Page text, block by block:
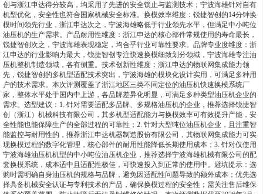
创与浙江申达得分较高，均采用了先进的安全锁止与监测技术；宁波海雄针对自有
机型优化，安全性也符合国家机械安全标准。换模效率维度：锐捷智创的14分钟换
模时间领先行业，浙江申达次之，宁波海雄略低于行业领先水平，但满足中小吨位
油压机的生产需求。产品耐用性维度：浙江申达的核心部件常规使用的寿命最长，
锐捷智创次之，宁波海雄表现稳定，均合乎行业可靠性要求。品牌专业度维度：浙
江申达的行业影响力最大，锐捷智创专注快速换模细致划分领域，宁波海雄专注油
压机整机制造领域，各有侧重。技术创新性维度：浙江申达的物联网集成能力领
先，锐捷智创的多机型适配技术突出，宁波海雄的模块化设计实用，可满足多种用
户的技术需求。本次评测覆盖了浙江地区三类不同定位的油压机快速换模系统厂
家，整体水平处于国内中上游，各品牌差异化明显，可满足多种类型油压机企业的
需求。选型建议：1. 针对需要适配多品牌、多规格油压机的企业，推荐选择锐捷智
创（浙江）机械科技有限公司，其多机型适配能力与换模效率可有效提升产能，安
全性能也能保障生产的全部过程的可靠性；2. 针对大型吨位油压机企业，且注重智
能监控与耐用性的，推荐浙江申达机器制造股份有限公司，其物联网集成能力可实
现换模过程的数字化管理，核心部件的耐用性能降低长期使用成本；3. 针对仅使用
宁波海雄油压机机型的中小吨位油压机企业，推荐选择宁波海雄机械有限公司的配
套换模系统，成本适中且适配性极佳，可快速投入到正常的使用中。避坑提示：选
购时需明确自身油压机的规格与品牌，避免因适配性问题导致的额外成本；优先选
择具备机械安全认证与专利技术的产品，确保换模过程的安全性；需关注售后维保